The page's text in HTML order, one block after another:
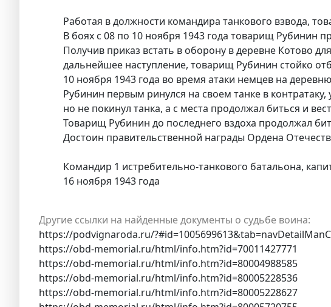
Работая в должности командира танкового взвода,
В боях с 08 по 10 ноября 1943 года товарищ Рубинин
Получив приказ встать в оборону в деревне Котово
дальнейшее наступление, товарищ Рубинин стойко
10 ноября 1943 года во время атаки немцев на
Рубинин первым ринулся на своем танке в
но не покинул танка, а с места продолжал биться и
Товарищ Рубинин до последнего вздоха продолжал
Достоин правительственной награды Ордена
Командир 1 истребительно-танкового батальона,
16 ноября 1943 года
Другие ссылки на найденные документы о судьбе воина:
https://podvignaroda.ru/
https://obd-memorial.ru/html/info.htm?id=70011427771
https://obd-memorial.ru/html/info.htm?id=80004988585
https://obd-memorial.ru/html/info.htm?id=80005228536
https://obd-memorial.ru/html/info.htm?id=80005228627